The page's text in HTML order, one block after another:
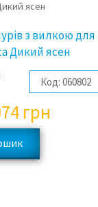
з вилкою для
Дикий ясен
Код: 060802
грн